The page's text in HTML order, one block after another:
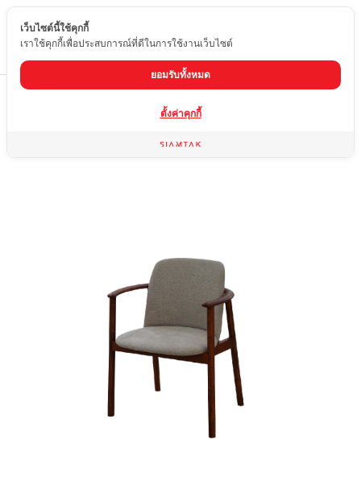
TH
เก้าอี้ไม้แท้
เว็บไซต์นี้ใช้คุกกี้
เราใช้คุกกี้เพื่อประสบการณ์ที่ดีในการใช้งานเว็บไซต์
ยอมรับทั้งหมด
ตั้งค่าคุกกี้